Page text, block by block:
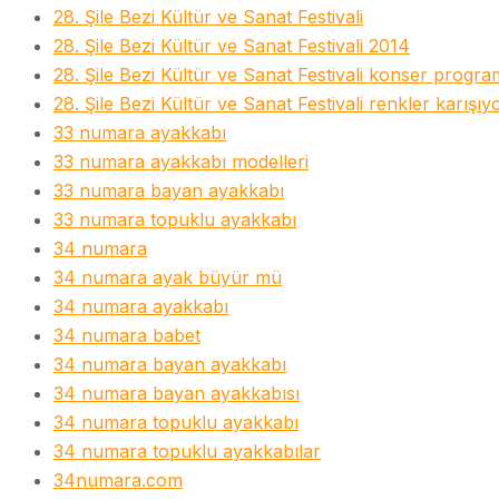
28. Şile Bezi Kültür ve Sanat Festivali
28. Şile Bezi Kültür ve Sanat Festivali 2014
28. Şile Bezi Kültür ve Sanat Festivali konser
28. Şile Bezi Kültür ve Sanat Festivali renkler
33 numara ayakkabı
33 numara ayakkabı modelleri
33 numara bayan ayakkabı
33 numara topuklu ayakkabı
34 numara
34 numara ayak büyür mü
34 numara ayakkabı
34 numara babet
34 numara bayan ayakkabı
34 numara bayan ayakkabısı
34 numara topuklu ayakkabı
34 numara topuklu ayakkabılar
34numara.com